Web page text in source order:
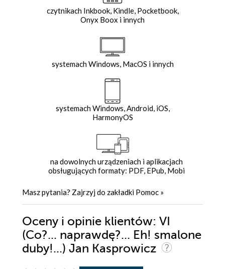
czytnikach Inkbook, Kindle, Pocketbook,
Onyx Boox i innych
systemach Windows, MacOS i innych
systemach Windows, Android, iOS,
HarmonyOS
na dowolnych urządzeniach i aplikacjach
obsługujących formaty: PDF, EPub, Mobi
Masz pytania? Zajrzyj do zakładki Pomoc »
Oceny i opinie klientów: VI
(Co?... naprawdę?... Eh! smalone
duby!...) Jan Kasprowicz